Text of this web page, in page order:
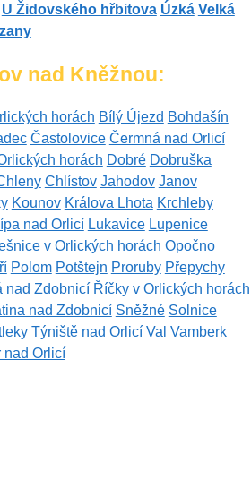
U Židovského hřbitova Úzká Velká
nad Kněžnou:
horách Bílý Újezd Bohdašín
Častolovice Čermná nad Orlicí
horách Dobré Dobruška
Chlístov Jahodov Janov
Kounov Králova Lhota Krchleby
nad Orlicí Lukavice Lupenice
v Orlických horách Opočno
Polom Potštejn Proruby Přepychy
nad Zdobnicí Říčky v Orlických horách
nad Zdobnicí Sněžné Solnice
Týniště nad Orlicí Val Vamberk
nad Orlicí